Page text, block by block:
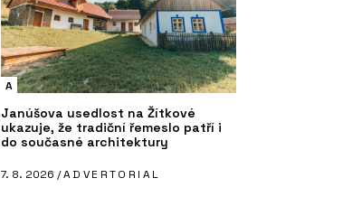
A
Janúšova usedlost na Žítkové
ukazuje, že tradiční řemeslo patří i
do současné architektury
7. 8. 2026 /ADVERTORIAL